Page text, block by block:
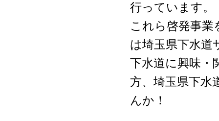
行っています。
これら啓発事
は埼玉県下水道
下水道に興味・
方、埼玉県下水
んか！